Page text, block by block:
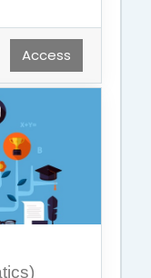
Access